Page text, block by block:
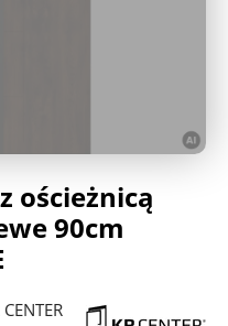
ościeżnicą
90cm
CENTER